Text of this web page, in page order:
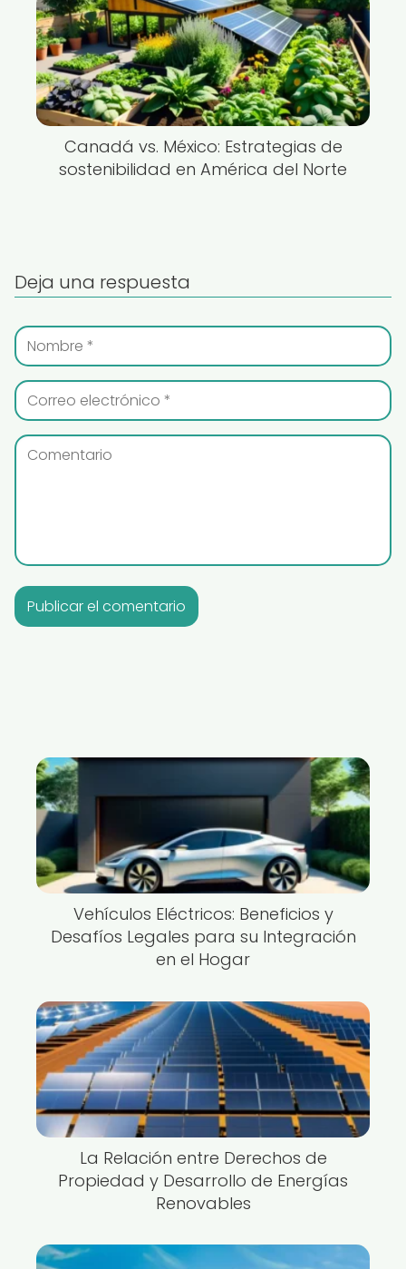
Canadá vs. México: Estrategias de
sostenibilidad en América del Norte
Deja una respuesta
Vehículos Eléctricos: Beneficios y
Desafíos Legales para su Integración
en el Hogar
La Relación entre Derechos de
Propiedad y Desarrollo de Energías
Renovables